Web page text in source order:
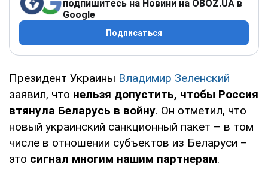
подпишитесь на Новини на OBOZ.UA в
Google
Подписаться
Президент Украины Владимир Зеленский
заявил, что нельзя допустить, чтобы Россия
втянула Беларусь в войну. Он отметил, что
новый украинский санкционный пакет – в том
числе в отношении субъектов из Беларуси –
это сигнал многим нашим партнерам.